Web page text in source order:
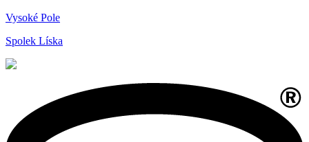
Vysoké Pole
Spolek Líska